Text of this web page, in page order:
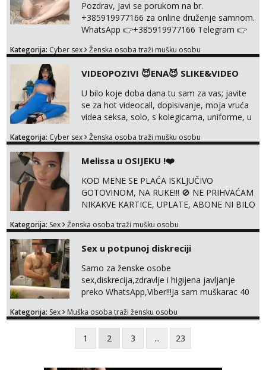
Pozdrav, Javi se porukom na br.
+385919977166 za online druženje samnom.
WhatsApp 👉+385919977166 Telegram 👉
solo i s partnerom, kolegicama
haljine, štikle, samostojeće itd. Nudim
svakakva videa seksa, pušenje, razne
lokacije, suradnje s kolegicama, fetiši..
Dopisivanje i slike također radim. NIŠTA UŽI...
Kategorija: Cyber sex Ženska osoba traži mušku osobu
VIDEOPOZIVI 😈ENA😈 SLIKE&VIDEO
U bilo koje doba dana tu sam za vas; javite
se za hot videocall, dopisivanje, moja vruća
videa seksa, solo, s kolegicama, uniforme, u
+385919977166 Telegram 👉
UŽIVO
Kategorija: Cyber sex Ženska osoba traži mušku osobu
Melissa u OSIJEKU !❤️
KOD MENE SE PLAĆA ISKLJUČIVO
GOTOVINOM, NA RUKE!!! 🚫 NE PRIHVAĆAM
NIKAKVE KARTICE, UPLATE, ABONE NI BILO
SAMO GOTOVINA!!! Moje fotografije su
za dopisivanja Za dogovor mi piši direktno na
WhatsApp – ako znaš što želiš, bit će ti
nagrađeno.
Kategorija: Sex Ženska osoba traži mušku osobu
Sex u potpunoj diskreciji
Samo za ženske osobe
sex,diskrecija,zdravlje i higijena javljanje
preko WhatsApp,Viber!!!Ja sam muškarac 40
sve stvar dogovora otvoren za sve
opcije!!!Parovi isto dobro došli!!!
Kategorija: Sex Muška osoba traži žensku osobu
1 2 3 ... 23